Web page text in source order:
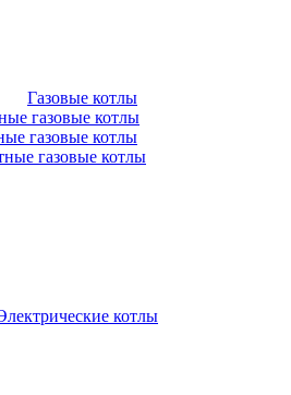
Газовые котлы
газовые котлы
газовые котлы
газовые котлы
котлы